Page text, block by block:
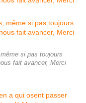
si pas toujours
fait avancer, Merci